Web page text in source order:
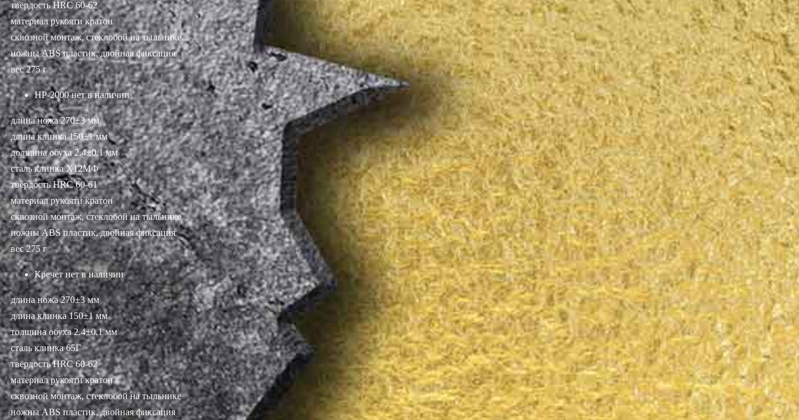
твёрдость HRC 60-62
материал рукояти кратон
сквозной монтаж, стеклобой на тыльнике
ножны ABS пластик, двойная фиксация
вес 275 г
НР-2000 нет в наличии
длина ножа 270±3 мм
длина клинка 150±1 мм
долщина обуха 2.4±0.1 мм
сталь клинка Х12МФ
твёрдость HRC 60-61
материал рукояти кратон
сквозной монтаж, стеклобой на тыльнике
ножны ABS пластик, двойная фиксация
вес 275 г
Кречет нет в наличии
длина ножа 270±3 мм
длина клинка 150±1 мм
толщина обуха 2.4±0.1 мм
сталь клинка 65Г
твёрдость HRC 60-62
материал рукояти кратон
сквозной монтаж, стеклобой на тыльнике
ножны ABS пластик, двойная фиксация